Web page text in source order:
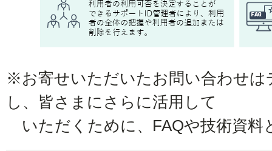
※お寄せいただいたお問い合わせは
し、皆さまにさらに活用して
いただくために、FAQや技術資料